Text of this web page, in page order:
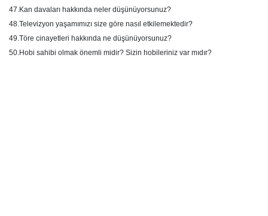
47.Kan davaları hakkında neler düşünüyorsunuz?
48.Televizyon yaşamımızı size göre nasıl etkilemektedir?
49.Töre cinayetleri hakkında ne düşünüyorsunuz?
50.Hobi sahibi olmak önemli midir? Sizin hobileriniz var mıdır?